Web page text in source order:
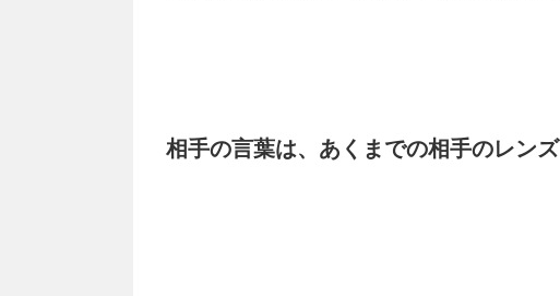
相手の言葉は、あくまでの相手のレンズ